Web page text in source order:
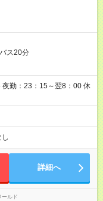
ス20分
勤：23：15～翌8：00 休
詳細へ
ールド